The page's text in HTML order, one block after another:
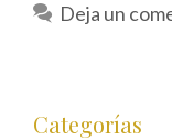
Deja un
Categorías